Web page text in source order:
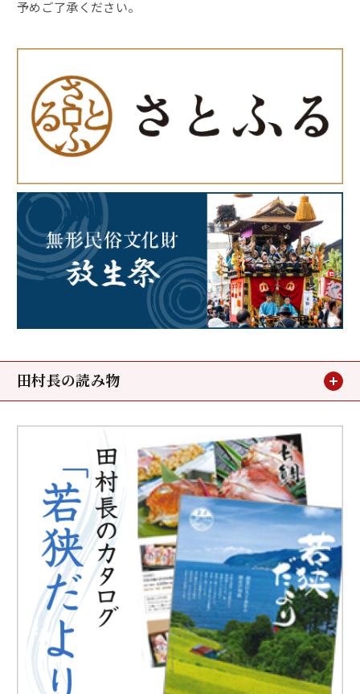
予めご了承ください。
田村長の読み物
お客様の声
メディア掲載
鯖街道ウォーキング